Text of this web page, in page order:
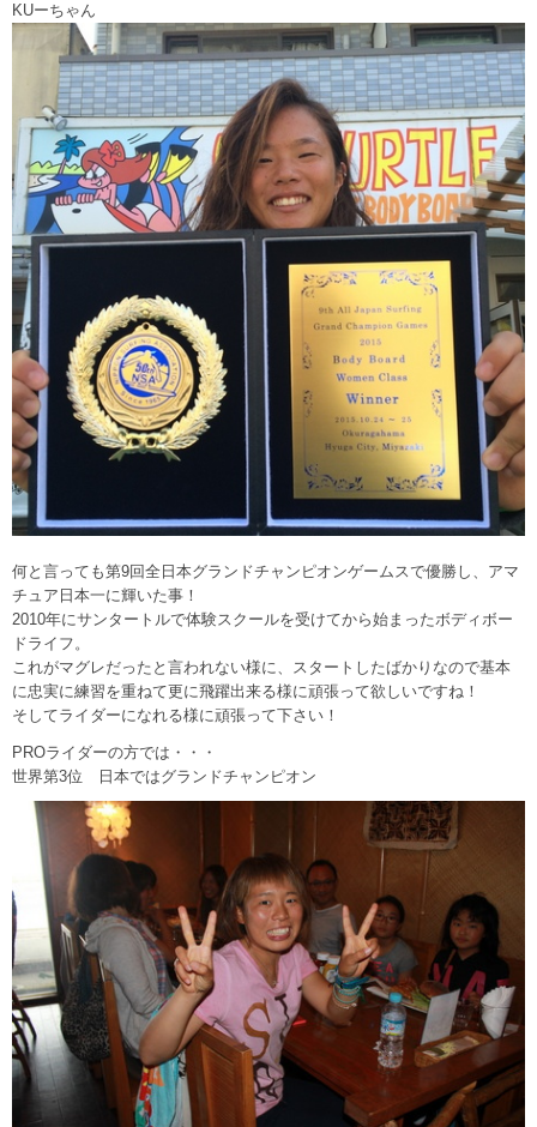
KUーちゃん
何と言っても第9回全日本グランドチャンピオンゲームスで優勝し、アマ
チュア日本一に輝いた事！
2010年にサンタートルで体験スクールを受けてから始まったボディボー
ドライフ。
これがマグレだったと言われない様に、スタートしたばかりなので基本
に忠実に練習を重ねて更に飛躍出来る様に頑張って欲しいですね！
そしてライダーになれる様に頑張って下さい！
PROライダーの方では・・・
世界第3位 日本ではグランドチャンピオン